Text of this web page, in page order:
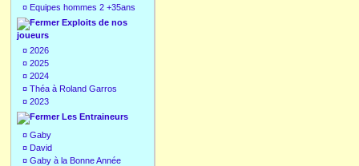
¤ Equipes hommes 2 +35ans
Exploits de nos
joueurs
¤ 2026
¤ 2025
¤ 2024
¤ Théa à Roland Garros
¤ 2023
Les Entraineurs
¤ Gaby
¤ David
¤ Gaby à la Bonne Année